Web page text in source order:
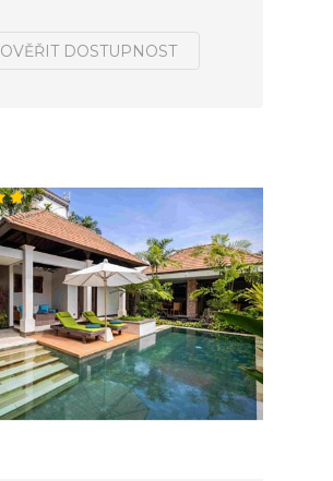
OVĚŘIT DOSTUPNOST